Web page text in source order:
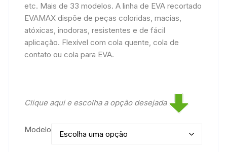
etc. Mais de 33 modelos. A linha de EVA recortado
EVAMAX dispõe de peças coloridas, macias,
atóxicas, inodoras, resistentes e de fácil
aplicação. Flexível com cola quente, cola de
contato ou cola para EVA.
Clique aqui e escolha a opção desejada
Modelo